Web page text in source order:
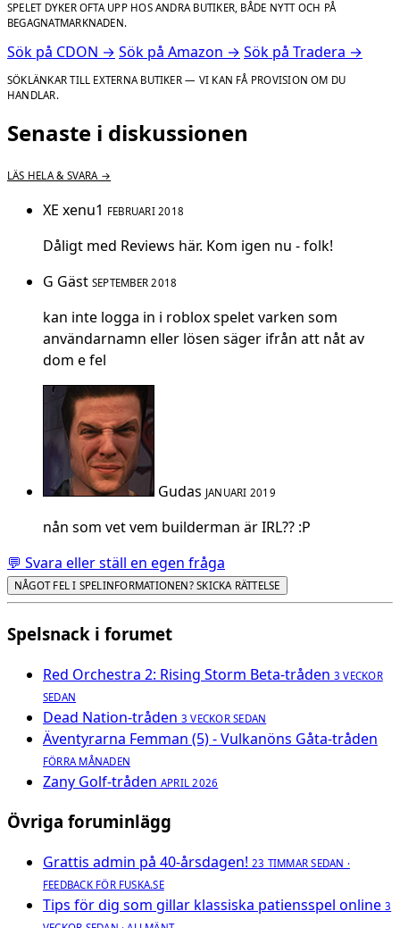
SPELET DYKER OFTA UPP HOS ANDRA BUTIKER, BÅDE NYTT OCH PÅ
BEGAGNATMARKNADEN.
Sök på CDON → Sök på Amazon → Sök på Tradera →
SÖKLÄNKAR TILL EXTERNA BUTIKER — VI KAN FÅ PROVISION OM DU
HANDLAR.
Senaste i diskussionen
LÄS HELA & SVARA →
XE xenu1 FEBRUARI 2018
Dåligt med Reviews här. Kom igen nu - folk!
G Gäst SEPTEMBER 2018
kan inte logga in i roblox spelet varken som
användarnamn eller lösen säger ifrån att nåt av
dom e fel
Gudas JANUARI 2019
nån som vet vem builderman är IRL?? :P
💬 Svara eller ställ en egen fråga
NÅGOT FEL I SPELINFORMATIONEN? SKICKA RÄTTELSE
Spelsnack i forumet
Red Orchestra 2: Rising Storm Beta-tråden 3 VECKOR
SEDAN
Dead Nation-tråden 3 VECKOR SEDAN
Äventyrarna Femman (5) - Vulkanöns Gåta-tråden
FÖRRA MÅNADEN
Zany Golf-tråden APRIL 2026
Övriga foruminlägg
Grattis admin på 40-årsdagen! 23 TIMMAR SEDAN ·
FEEDBACK FÖR FUSKA.SE
Tips för dig som gillar klassiska patiensspel online 3